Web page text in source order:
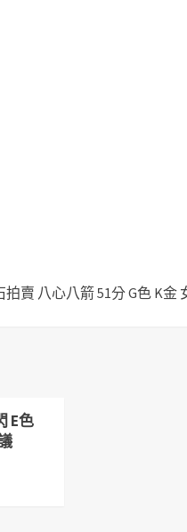
賣 八心八箭 51分 G色 K金
E色